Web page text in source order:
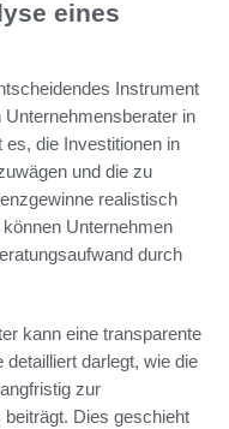
eines
Instrument
in
die Investitionen in
und die zu
realistisch
Unternehmen
durch
kann eine transparente
darlegt, wie die
zur
Dies geschieht